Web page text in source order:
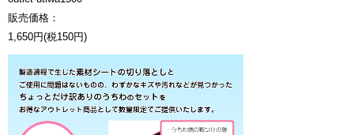
販売価格：
1,650円(税150円)